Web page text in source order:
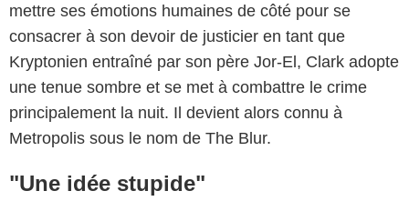
mettre ses émotions humaines de côté pour se
consacrer à son devoir de justicier en tant que
Kryptonien entraîné par son père Jor-El, Clark adopte
une tenue sombre et se met à combattre le crime
principalement la nuit. Il devient alors connu à
Metropolis sous le nom de The Blur.
"Une idée stupide"